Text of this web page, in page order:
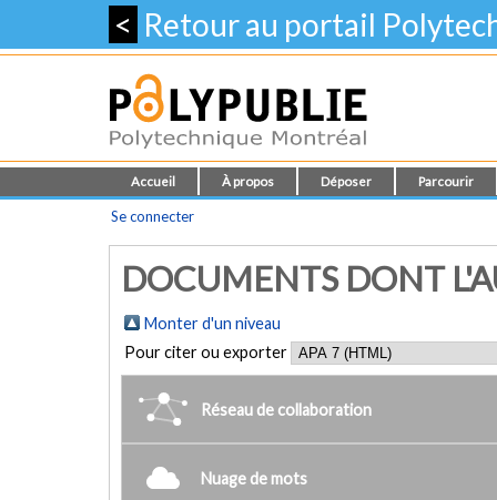
< Retour au portail
Accueil À propos Déposer Parcourir
Se connecter
DOCUMENTS DONT
Monter d'un niveau
Pour citer ou exporter
Réseau de collaboration
Nuage de mots